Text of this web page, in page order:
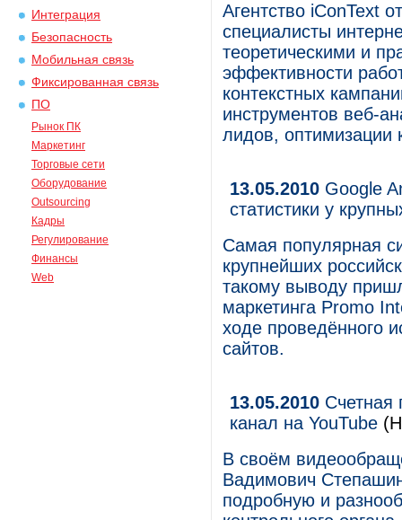
Интеграция
Безопасность
Мобильная связь
Фиксированная связь
ПО
Рынок ПК
Маркетинг
Торговые сети
Оборудование
Outsourcing
Кадры
Регулирование
Финансы
Web
Агентство iConText
специалисты
теоретическими и
эффективности
контекстных
инструментов веб-
лидов, оптимизации
13.05.2010 Google
статистики у
Самая популярная
крупнейших
такому выводу
маркетинга Promo
ходе проведённого
сайтов.
13.05.2010 Счетная
канал на YouTube
В своём
Вадимович
подробную и